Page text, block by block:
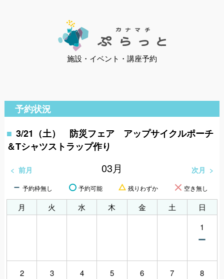
施設・イベント・講座予約
予約状況
3/21（土） 防災フェア アップサイクルポーチ
＆Tシャツストラップ作り
前月 03月 次月
予約枠無し 予約可能 残りわずか 空き無し
月 火 水 木 金 土
日
1
2 3 4 5 6 7 8